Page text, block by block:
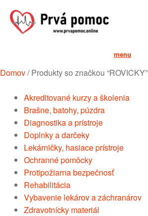
menu
Domov/Produkty so značkou “ROVICKY”
Akreditované kurzy a školenia
Brašne, batohy, púzdra
Diagnostika a prístroje
Doplnky a darčeky
Lekárničky, hasiace prístroje
Ochranné pomôcky
Protipožiarna bezpečnosť
Rehabilitácia
Vybavenie lekárov a záchranárov
Zdravotnícky materiál